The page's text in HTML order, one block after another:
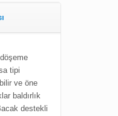
tipi
ve öne
baldırlık
destekli